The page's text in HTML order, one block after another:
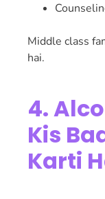
Middle class
hai.
4.
Kis
Karti